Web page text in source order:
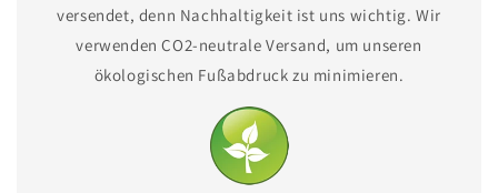
versendet, denn Nachhaltigkeit ist uns wichtig. Wir
verwenden CO2-neutrale Versand, um unseren
ökologischen Fußabdruck zu minimieren.